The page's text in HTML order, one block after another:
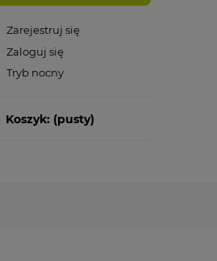
Zarejestruj się
Zaloguj się
Koszyk: (pusty)